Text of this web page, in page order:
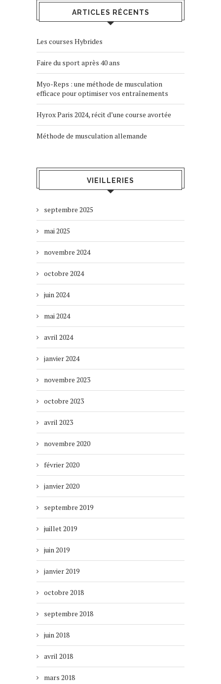
ARTICLES RÉCENTS
Les courses Hybrides
Faire du sport après 40 ans
Myo-Reps : une méthode de musculation
efficace pour optimiser vos entraînements
Hyrox Paris 2024, récit d’une course avortée
Méthode de musculation allemande
VIEILLERIES
septembre 2025
mai 2025
novembre 2024
octobre 2024
juin 2024
mai 2024
avril 2024
janvier 2024
novembre 2023
octobre 2023
avril 2023
novembre 2020
février 2020
janvier 2020
septembre 2019
juillet 2019
juin 2019
janvier 2019
octobre 2018
septembre 2018
juin 2018
avril 2018
mars 2018